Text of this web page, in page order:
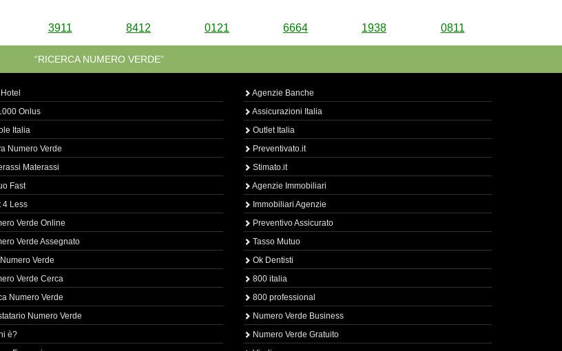
3911 8412 0121 6664 1938 0811
“RICERCA NUMERO VERDE”
Onlus
Italia
Numero Verde
Materassi
Fast
4 Less
Verde Online
Verde Assegnato
Verde
Verde Cerca
Numero Verde
Numero Verde
è?
Agenzie Banche
Assicurazioni Italia
Outlet Italia
Preventivato.it
Stimato.it
Agenzie Immobiliari
Immobiliari Agenzie
Preventivo Assicurato
Tasso Mutuo
Ok Dentisti
800 italia
800 professional
Numero Verde Business
Numero Verde Gratuito